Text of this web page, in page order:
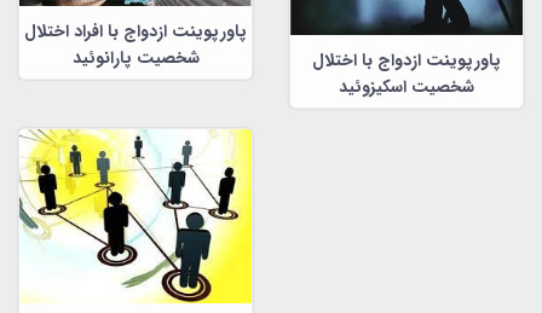
پاورپوینت ازدواج با اختلال
شخصیت اسکیزوئید
پاورپوینت ازدواج با افراد اختلال
شخصیت پارانوئید